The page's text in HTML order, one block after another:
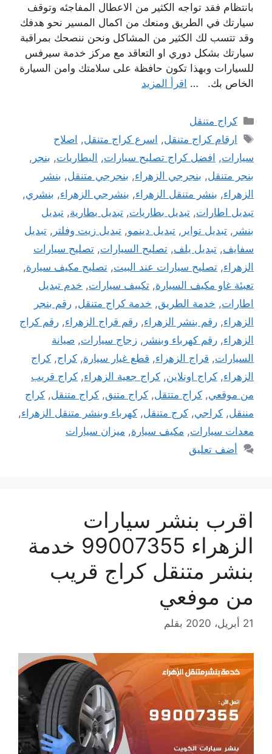
بانتظام فقد تواجه الكثير من الاعطال المفاجئه وتوقف
سيارتك في الطريق ومنعك من اكمال المسير نحو هدفك
وقد تتسب لك الكثير من المشاكل ونحن ننصحك بمراقبة
سيارتك بشكل دوري او التعاقد مع مركز خدمة سيرفس
للسيارات وبهذا تكون حافظة على سلامتك وامن السيارة
الخاص بك. … اقرأ المزيد
التصنيفات
كراج متنقل
الوسوم
ارقام كراج متنقل, اسرع كراج متنقل, اصلاح
سيارات, افضل كراج تصليح سيارات, البطاريات, بنجر ,
بنجر متنقل, بنجرجي الزهراء, بنجرجي متنقل, بنشر
الزهراء, بنشر متنقل الزهراء, بنشرجي الزهراء, بنشري,
تبديل اطارات, تبديل بطاريات, تبديل بطارية, تبديل
بنشر , تبديل تواير , تبديل دينمو, تبديل زيت وفلتر , تبديل
سفايف, تبديل يلف, تصليح السيارات, تصليح سيارات
الزهراء, تصليح سيارات عند البيت, تصليح مكيف سيارة,
تعبئة غاو مكيف السيارة, تكييف سيارات, خدم تبديل
اطارات, خدمة الطريق, خدمة كراج متنقل, رقم بنجر
الزهراء, رقم بنشر الزهراء, رقم قراج الزهراء, رقم كراج
الزهراء, رقم كهرباء وبنشر , زجاج سيارات, صيانة
السيارات, قراج الزهراء, قطع غيار سيارة, كراج, كراج
الزهراء, كراج اونلاين, كراج جعية الزهراء, كراج قريب
من موقعي, كراج متتقل, كراج متنق, كراج متنقل, كراج
مننقل, كراجي, كرج متنقل, كهرباء وبنشر متنقل الزهراء,
معدات سيارات, مكيف سيارة, ميزان سيارات
أضف تعليق
اقرب بنشر سيارات
الزهراء 99007355 خدمة
بنشر متنقل كراج قريب
من موفعي
21 أبريل، 2020 بقلم